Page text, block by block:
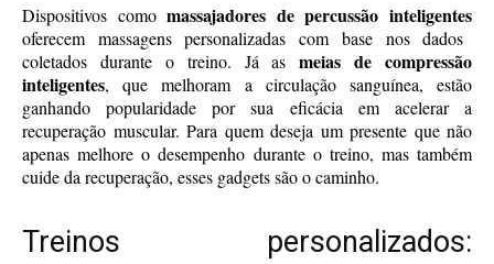
Dispositivos comomassajadores de percussão inteligentes
oferecem massagens personalizadas com base nos dados
coletados durante o treino. Já asmeias de compressão
inteligentes, que melhoram a circulação sanguínea, estão
ganhando popularidade por sua eficácia em acelerar a
recuperação muscular. Para quem deseja um presente que não
apenas melhore o desempenho durante o treino, mas também
cuide da recuperação, esses gadgets são o caminho.
Treinos personalizados: